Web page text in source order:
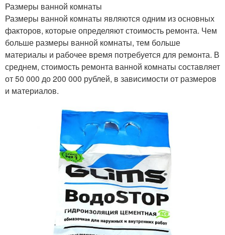
Размеры ванной комнаты
Размеры ванной комнаты являются одним из основных
факторов, которые определяют стоимость ремонта. Чем
больше размеры ванной комнаты, тем больше
материалы и рабочее время потребуется для ремонта. В
среднем, стоимость ремонта ванной комнаты составляет
от 50 000 до 200 000 рублей, в зависимости от размеров
и материалов.